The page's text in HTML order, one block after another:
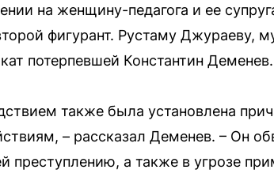
на женщину-педагога и ее
фигурант. Рустаму Джураеву,
потерпевшей Константин Деменев.
также была установлена
– рассказал Деменев. – Он
преступлению, а также в угрозе